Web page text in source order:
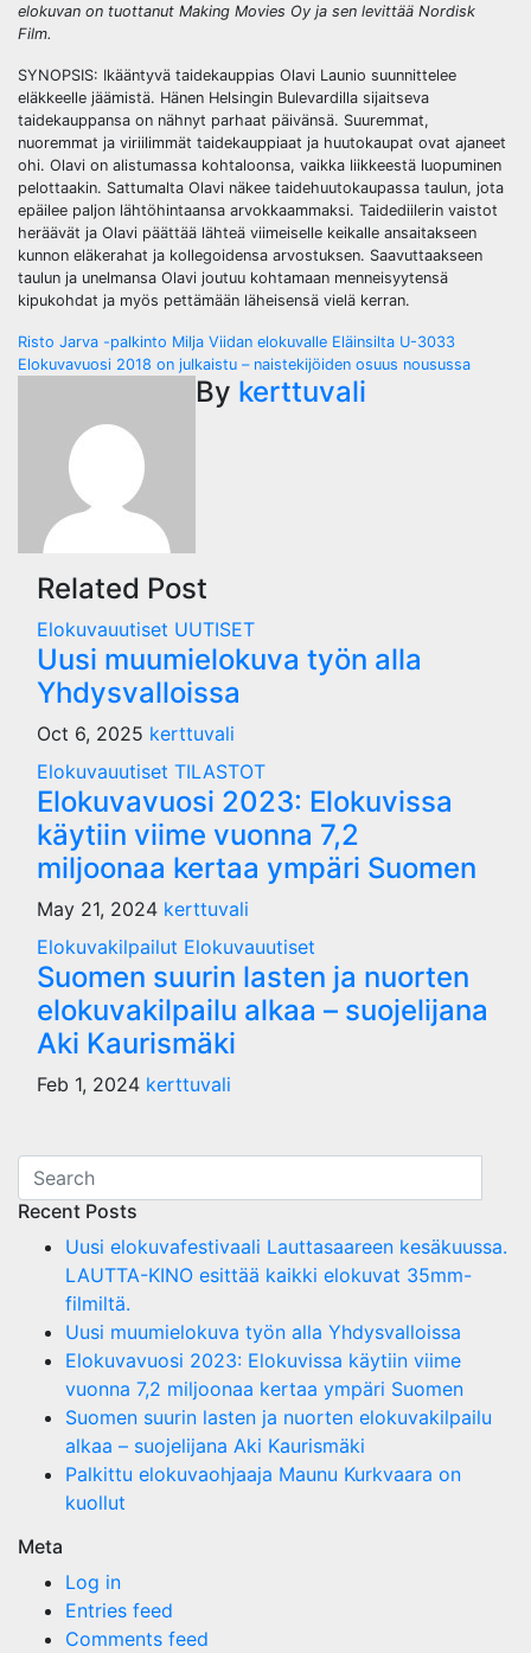
elokuvan on tuottanut Making Movies Oy ja sen levittää Nordisk
Film.
SYNOPSIS: Ikääntyvä taidekauppias Olavi Launio suunnittelee
eläkkeelle jäämistä. Hänen Helsingin Bulevardilla sijaitseva
taidekauppansa on nähnyt parhaat päivänsä. Suuremmat,
nuoremmat ja viriilimmät taidekauppiaat ja huutokaupat ovat ajaneet
ohi. Olavi on alistumassa kohtaloonsa, vaikka liikkeestä luopuminen
pelottaakin. Sattumalta Olavi näkee taidehuutokaupassa taulun, jota
epäilee paljon lähtöhintaansa arvokkaammaksi. Taidediilerin vaistot
heräävät ja Olavi päättää lähteä viimeiselle keikalle ansaitakseen
kunnon eläkerahat ja kollegoidensa arvostuksen. Saavuttaakseen
taulun ja unelmansa Olavi joutuu kohtamaan menneisyytensä
kipukohdat ja myös pettämään läheisensä vielä kerran.
Post
navigation
Risto Jarva -palkinto Milja Viidan elokuvalle Eläinsilta U-3033
Elokuvavuosi 2018 on julkaistu – naistekijöiden osuus nousussa
By kerttuvali
Related Post
Elokuvauutiset UUTISET
Uusi muumielokuva työn alla
Yhdysvalloissa
Oct 6, 2025 kerttuvali
Elokuvauutiset TILASTOT
Elokuvavuosi 2023: Elokuvissa
käytiin viime vuonna 7,2
miljoonaa kertaa ympäri Suomen
May 21, 2024 kerttuvali
Elokuvakilpailut Elokuvauutiset
Suomen suurin lasten ja nuorten
elokuvakilpailu alkaa – suojelijana
Aki Kaurismäki
Feb 1, 2024 kerttuvali
Recent Posts
Uusi elokuvafestivaali Lauttasaareen kesäkuussa.
LAUTTA-KINO esittää kaikki elokuvat 35mm-
filmiltä.
Uusi muumielokuva työn alla Yhdysvalloissa
Elokuvavuosi 2023: Elokuvissa käytiin viime
vuonna 7,2 miljoonaa kertaa ympäri Suomen
Suomen suurin lasten ja nuorten elokuvakilpailu
alkaa – suojelijana Aki Kaurismäki
Palkittu elokuvaohjaaja Maunu Kurkvaara on
kuollut
Meta
Log in
Entries feed
Comments feed